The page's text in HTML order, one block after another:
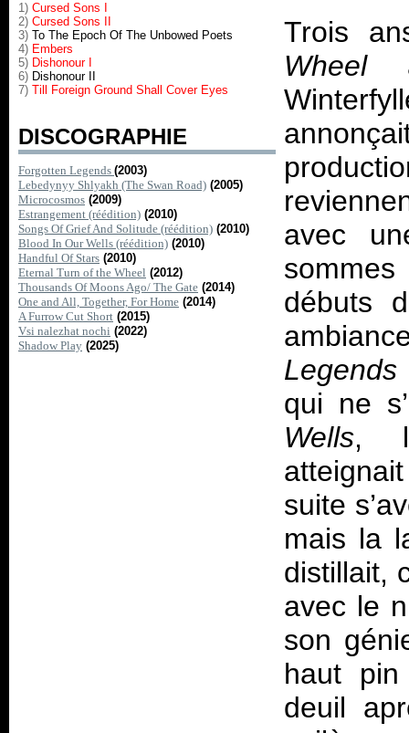
1) Cursed Sons I
2) Cursed Sons II
3) To The Epoch Of The Unbowed Poets
4) Embers
5) Dishonour I
6) Dishonour II
7) Till Foreign Ground Shall Cover Eyes
DISCOGRAPHIE
Forgotten Legends (2003)
Lebedynyy Shlyakh (The Swan Road) (2005)
Microcosmos (2009)
Estrangement (réédition) (2010)
Songs Of Grief And Solitude (réédition) (2010)
Blood In Our Wells (réédition) (2010)
Handful Of Stars (2010)
Eternal Turn of the Wheel (2012)
Thousands Of Moons Ago/ The Gate (2014)
One and All, Together, For Home (2014)
A Furrow Cut Short (2015)
Vsi nalezhat nochi (2022)
Shadow Play (2025)
Trois
Wheel
avec
sommes
débuts
Legends
qui ne
Wells,
suite
mais la
distillait,
avec le
son
haut
deuil